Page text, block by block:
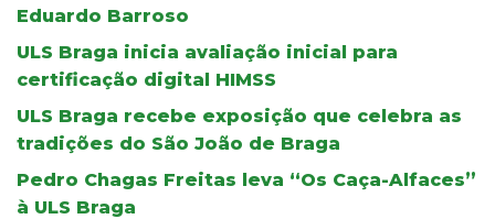
Eduardo Barroso
ULS Braga inicia avaliação inicial para
certificação digital HIMSS
ULS Braga recebe exposição que celebra as
tradições do São João de Braga
Pedro Chagas Freitas leva “Os Caça-Alfaces”
à ULS Braga